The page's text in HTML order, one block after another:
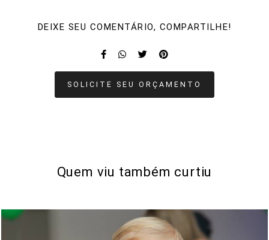
DEIXE SEU COMENTÁRIO, COMPARTILHE!
SOLICITE SEU ORÇAMENTO
Quem viu também curtiu